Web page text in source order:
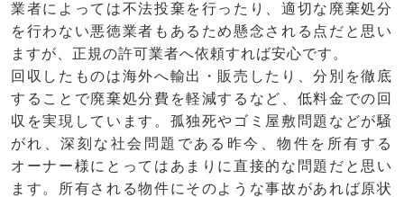
業者によっては不法投棄を行ったり、適切な廃棄処分
を行わない悪徳業者もあるため懸念される点だと思い
ますが、正規の許可業者へ依頼すれば安心です。
回収したものは海外へ輸出・販売したり、分別を徹底
することで廃棄処分費を軽減するなど、低料金での回
収を実現しています。孤独死やゴミ屋敷問題などが騒
がれ、深刻な社会問題である昨今、物件を所有する
オーナー様にとってはあまりに直接的な問題だと思い
ます。所有される物件にそのような事故があれば原状